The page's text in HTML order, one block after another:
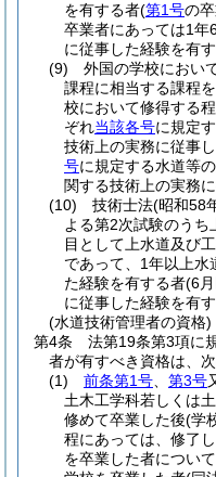
を有する者(第1号の
卒業者にあっては1年
に従事した経験を有
(9)
外国の学校において
課程に相当する課程
校において修得する
ぞれ当該各号に規定
技術上の実務に従事
号に規定する水道等
関する技術上の実務
(10)
技術士法(昭和58
よる第2次試験のう
目として上水道及び
であって、1年以上水
た経験を有する者(6
に従事した経験を有
(水道技術管理者の資格)
第4条
法第19条第3項に
者が有すべき資格は、
(1)
前条第1号 第3号
土木工学科若しくは
修めて卒業した後(学
程にあっては、修了
を卒業した者について